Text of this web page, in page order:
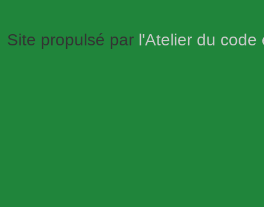
Site propulsé par l'Atelier du